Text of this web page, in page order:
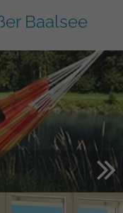
Baalsee